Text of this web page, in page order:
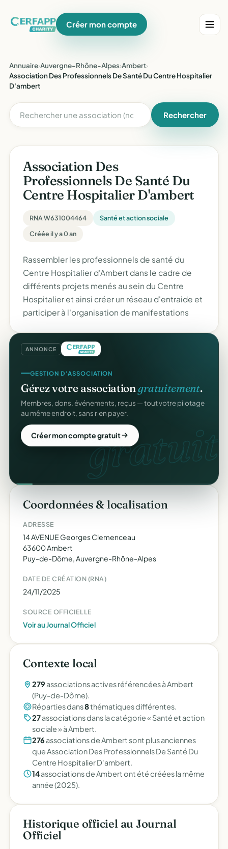
Créer mon compte
Annuaire›Auvergne-Rhône-Alpes›Ambert›
Association Des Professionnels De Santé Du Centre Hospitalier
D'ambert
Rechercher
Association Des
Professionnels De Santé Du
Centre Hospitalier D'ambert
RNA W631004464
Santé et action sociale
Créée il y a 0 an
Rassembler les professionnels de santé du
Centre Hospitalier d'Ambert dans le cadre de
différents projets menés au sein du Centre
Hospitalier et ainsi créer un réseau d'entraide et
participer à l'organisation de manifestations
ANNONCE
gratuit.
GESTION D'ASSOCIATION
Gérez votre associationgratuitement.
Membres, dons, événements, reçus — tout votre pilotage
au même endroit, sans rien payer.
Créer mon compte gratuit
Coordonnées & localisation
ADRESSE
14 AVENUE Georges Clemenceau
63600 Ambert
Puy-de-Dôme, Auvergne-Rhône-Alpes
DATE DE CRÉATION (RNA)
24/11/2025
SOURCE OFFICIELLE
Voir au Journal Officiel
Contexte local
279 associations actives référencées à Ambert
(Puy-de-Dôme).
Réparties dans8thématiques différentes.
27associations dans la catégorie « Santé et action
sociale » à Ambert.
276 associations de Ambert sont plus anciennes
que Association Des Professionnels De Santé Du
Centre Hospitalier D'ambert.
14associations de Ambert ont été créées la même
année (2025).
Historique officiel au Journal
Officiel